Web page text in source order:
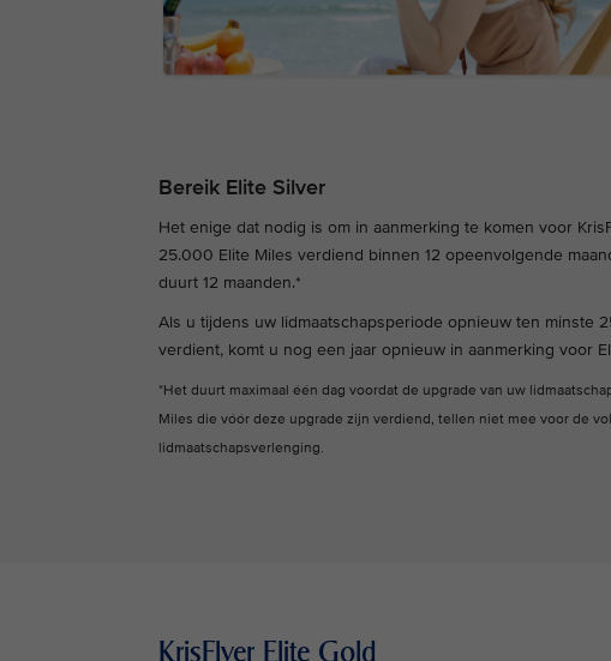
Bereik Elite Silver
Het enige dat nodig is om in aanmerking te komen voor
25.000 Elite Miles verdiend binnen 12 opeenvolgende
duurt 12 maanden.*
Als u tijdens uw lidmaatschapsperiode opnieuw ten minste
verdient, komt u nog een jaar opnieuw in aanmerking voor
*Het duurt maximaal één dag voordat de upgrade van uw
Miles die vóór deze upgrade zijn verdiend, tellen niet mee voor de
lidmaatschapsverlenging.
KrisFlyer Elite Gold